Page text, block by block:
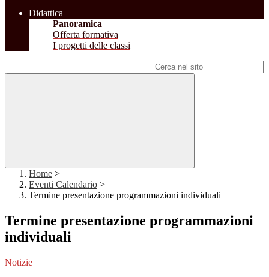
Didattica
Panoramica
Offerta formativa
I progetti delle classi
Home >
Eventi Calendario >
Termine presentazione programmazioni individuali
Termine presentazione programmazioni
individuali
Notizie